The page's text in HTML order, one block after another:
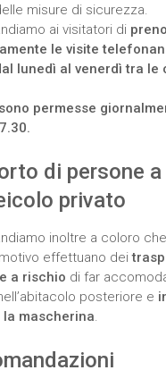
misure di sicurezza.
ai visitatori di
le visite
lunedì al venerdì tra le
permesse
di persone
privato
inoltre a coloro
effettuano dei
a rischio di far
posteriore e
la mascherina.